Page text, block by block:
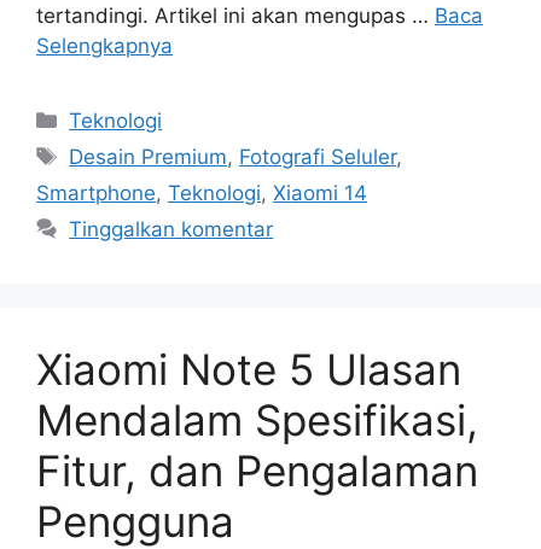
tertandingi. Artikel ini akan mengupas … Baca
Selengkapnya
Kategori
Teknologi
Tag
Desain Premium, Fotografi Seluler,
Smartphone, Teknologi, Xiaomi 14
Tinggalkan komentar
Xiaomi Note 5 Ulasan
Mendalam Spesifikasi,
Fitur, dan Pengalaman
Pengguna